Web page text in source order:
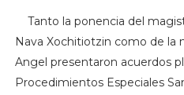
Tanto la ponencia del
Nava Xochitiotzin como de la
Angel presentaron acuerdos
Procedimientos Especiales